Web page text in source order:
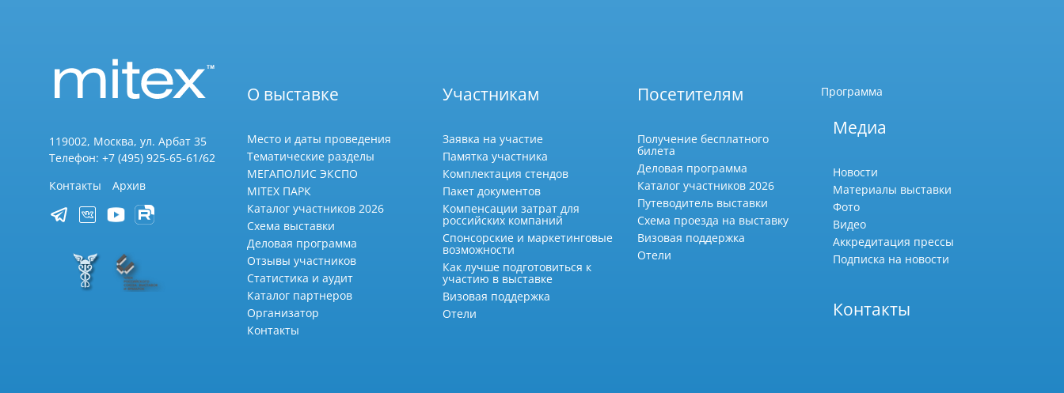
119002, Москва, ул. Арбат 35
Телефон: +7 (495) 925-65-61/62
Контакты
Архив
О выставке
Место и даты проведения
Тематические разделы
МЕГАПОЛИС ЭКСПО
MITEX ПАРК
Каталог участников 2026
Схема выставки
Деловая программа
Отзывы участников
Статистика и аудит
Каталог партнеров
Организатор
Контакты
Участникам
Заявка на участие
Памятка участника
Комплектация стендов
Пакет документов
Компенсации затрат для
российских компаний
Спонсорские и маркетинговые
возможности
Как лучше подготовиться к
участию в выставке
Визовая поддержка
Отели
Посетителям
Получение бесплатного
билета
Деловая программа
Каталог участников 2026
Путеводитель выставки
Схема проезда на выставку
Визовая поддержка
Отели
Программа
Медиа
Новости
Материалы выставки
Фото
Видео
Аккредитация прессы
Подписка на новости
Контакты